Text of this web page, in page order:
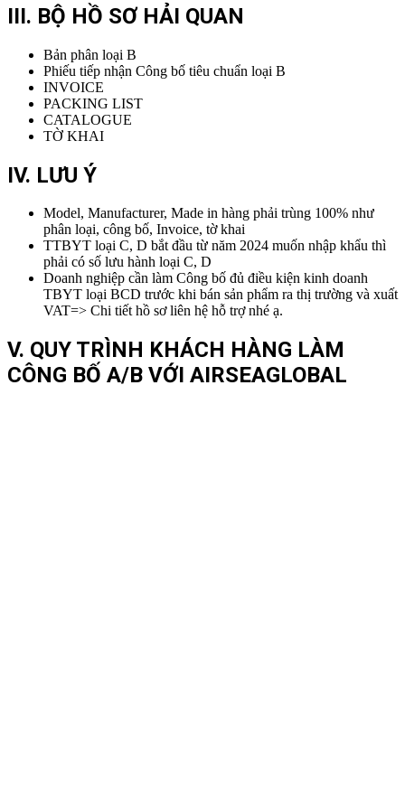
III. BỘ HỒ SƠ HẢI QUAN
Bản phân loại B
Phiếu tiếp nhận Công bố tiêu chuẩn loại B
INVOICE
PACKING LIST
CATALOGUE
TỜ KHAI
IV. LƯU Ý
Model, Manufacturer, Made in hàng phải trùng 100% như
phân loại, công bố, Invoice, tờ khai
TTBYT loại C, D bắt đầu từ năm 2024 muốn nhập khẩu thì
phải có số lưu hành loại C, D
Doanh nghiệp cần làm Công bố đủ điều kiện kinh doanh
TBYT loại BCD trước khi bán sản phẩm ra thị trường và xuất
VAT=> Chi tiết hồ sơ liên hệ hỗ trợ nhé ạ.
V. QUY TRÌNH KHÁCH HÀNG LÀM
CÔNG BỐ A/B VỚI AIRSEAGLOBAL